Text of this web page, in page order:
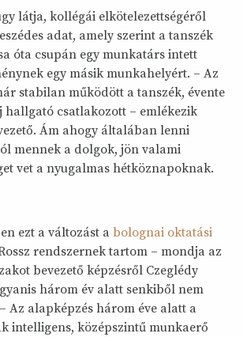
látja, kollégái elkötelezettségéről
adat, amely szerint a tanszék
óta csupán egy munkatárs intett
egy másik munkahelyért. – Az
stabilan működött a tanszék, évente
hallgató csatlakozott – emlékezik
Ám ahogy általában lenni
mennek a dolgok, jön valami
vet a nyugalmas hétköznapoknak.
ezt a változást a bolognai oktatási
rendszernek tartom – mondja az
bevezető képzésről Czeglédy
három év alatt senkiből nem
Az alapképzés három éve alatt a
intelligens, középszintű munkaerő